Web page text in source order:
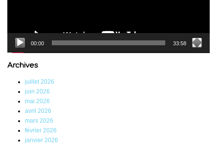
00:00 33:58
Archives
juillet 2026
juin 2026
mai 2026
avril 2026
mars 2026
février 2026
janvier 2026